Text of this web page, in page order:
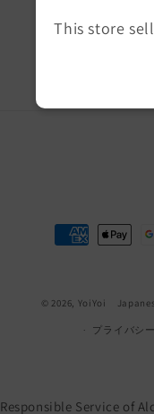
メール
法© 2026, YoiYoi
プライバシ
Responsible Service of
This store